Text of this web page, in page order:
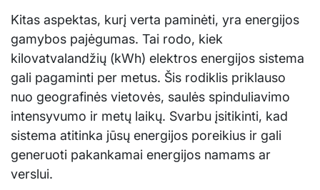
Kitas aspektas, kurį verta paminėti, yra energijos
gamybos pajėgumas. Tai rodo, kiek
kilovatvalandžių (kWh) elektros energijos sistema
gali pagaminti per metus. Šis rodiklis priklauso
nuo geografinės vietovės, saulės spinduliavimo
intensyvumo ir metų laikų. Svarbu įsitikinti, kad
sistema atitinka jūsų energijos poreikius ir gali
generuoti pakankamai energijos namams ar
verslui.